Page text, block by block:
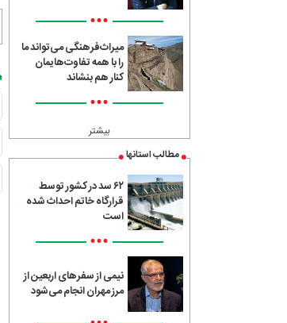
•••
میراث‌فرهنگی می‌تواند ما
را با همه تفاوت‌هایمان
کنار هم بنشاند
•••
بیشتر
مطالب استانها
۶۲ سد در کشور توسط
قرارگاه خاتم احداث شده
است
•••
نیمی از سفرهای اربعین از
مرز مهران انجام می‌شود